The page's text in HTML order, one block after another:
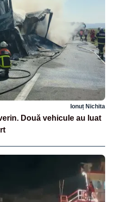
Ionuț Nichita
Două vehicule au luat